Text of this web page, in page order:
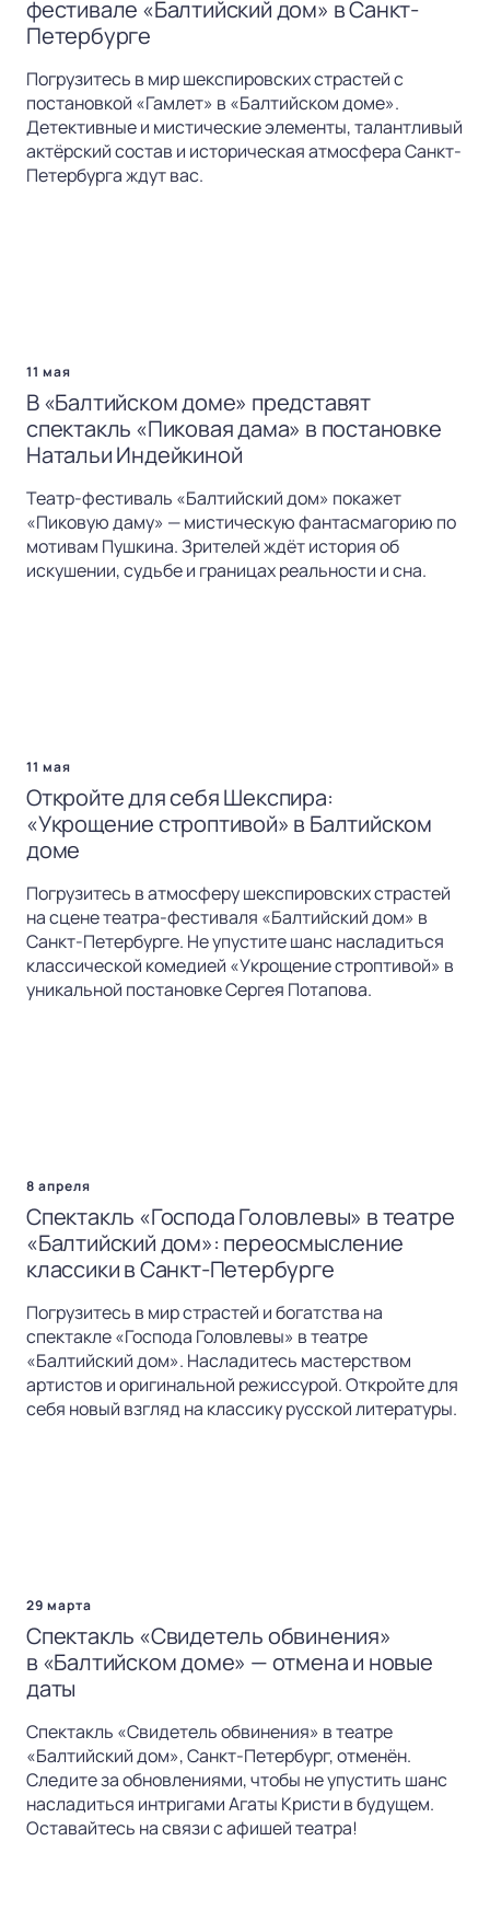
фестивале «Балтийский дом» в Санкт-
Петербурге
Погрузитесь в мир шекспировских страстей с
постановкой «Гамлет» в «Балтийском доме».
Детективные и мистические элементы, талантливый
актёрский состав и историческая атмосфера Санкт-
Петербурга ждут вас.
11 мая
В «Балтийском доме» представят
спектакль «Пиковая дама» в постановке
Натальи Индейкиной
Театр-фестиваль «Балтийский дом» покажет
«Пиковую даму» — мистическую фантасмагорию по
мотивам Пушкина. Зрителей ждёт история об
искушении, судьбе и границах реальности и сна.
11 мая
Откройте для себя Шекспира:
«Укрощение строптивой» в Балтийском
доме
Погрузитесь в атмосферу шекспировских страстей
на сцене театра-фестиваля «Балтийский дом» в
Санкт-Петербурге. Не упустите шанс насладиться
классической комедией «Укрощение строптивой» в
уникальной постановке Сергея Потапова.
8 апреля
Спектакль «Господа Головлевы» в театре
«Балтийский дом»: переосмысление
классики в Санкт-Петербурге
Погрузитесь в мир страстей и богатства на
спектакле «Господа Головлевы» в театре
«Балтийский дом». Насладитесь мастерством
артистов и оригинальной режиссурой. Откройте для
себя новый взгляд на классику русской литературы.
29 марта
Спектакль «Свидетель обвинения»
в «Балтийском доме» — отмена и новые
даты
Спектакль «Свидетель обвинения» в театре
«Балтийский дом», Санкт-Петербург, отменён.
Следите за обновлениями, чтобы не упустить шанс
насладиться интригами Агаты Кристи в будущем.
Оставайтесь на связи с афишей театра!